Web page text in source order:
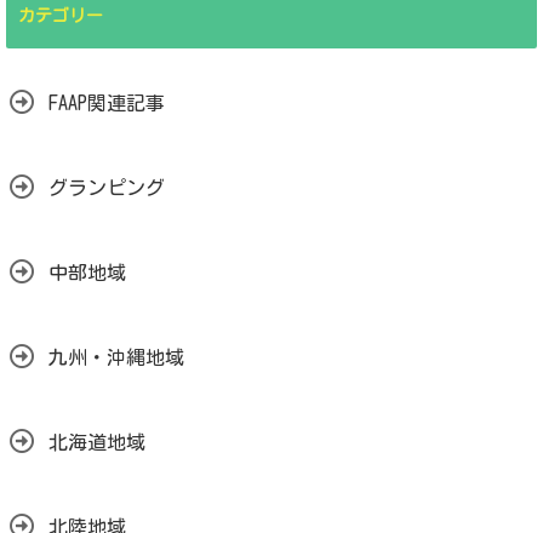
カテゴリー
FAAP関連記事
グランピング
中部地域
九州・沖縄地域
北海道地域
北陸地域